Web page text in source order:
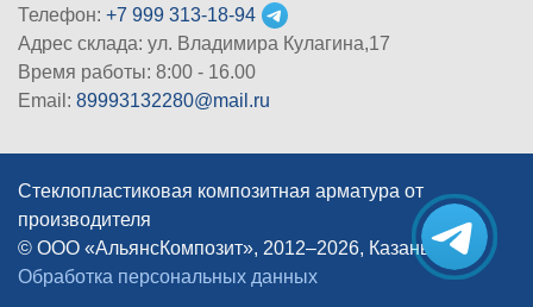
Телефон: +7 999 313-18-94
Адрес склада: ул. Владимира Кулагина,17
Время работы: 8:00 - 16.00
Email: 89993132280@mail.ru
Стеклопластиковая композитная арматура от
производителя
© ООО «АльянсКомпозит», 2012–2026, Казань
|
Обработка персональных данных